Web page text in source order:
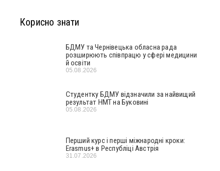
Корисно знати
БДМУ та Чернівецька обласна рада
розширюють співпрацю у сфері медицини
й освіти
05.08.2026
Студентку БДМУ відзначили за найвищий
результат НМТ на Буковині
05.08.2026
Перший курс і перші міжнародні кроки:
Erasmus+ в Республіці Австрія
31.07.2026